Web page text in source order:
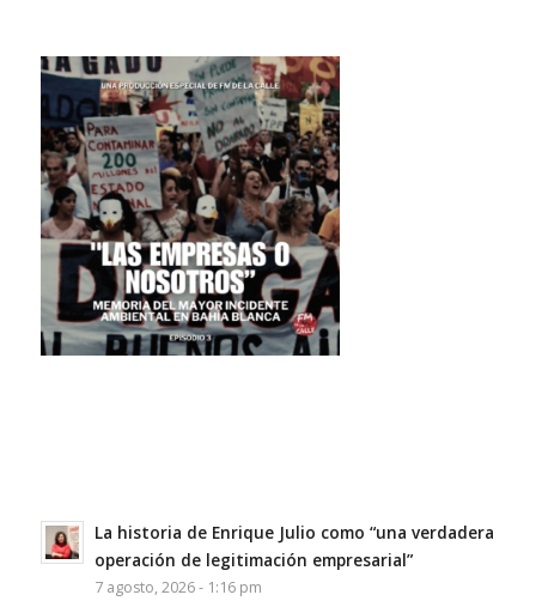
La historia de Enrique Julio como “una verdadera
operación de legitimación empresarial”
7 agosto, 2026 - 1:16 pm